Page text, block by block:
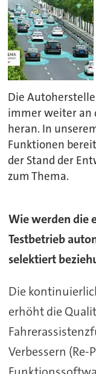
Die
immer weiter an
heran. In
Funktionen
der Stand der
zum Thema.
Wie werden die
Testbetrieb
selektiert
Die
erhöht die
Verbessern (Re-